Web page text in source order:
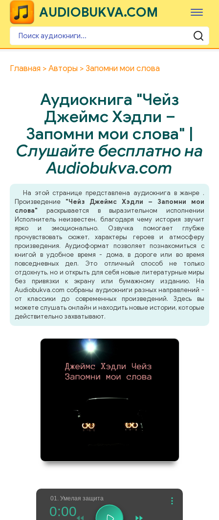
AUDIOBUKVA.COM
Главная Авторы Запомни мои слова
Аудиокнига "Чейз
Джеймс Хэдли –
Запомни мои слова" |
Слушайте бесплатно на
Audiobukva.com
На этой странице представлена аудиокнига в жанре .
Произведение "Чейз Джеймс Хэдли – Запомни мои
слова" раскрывается в выразительном исполнении
Исполнитель неизвестен, благодаря чему история звучит
ярко и эмоционально. Озвучка помогает глубже
прочувствовать сюжет, характеры героев и атмосферу
произведения. Аудиоформат позволяет познакомиться с
книгой в удобное время - дома, в дороге или во время
повседневных дел. Это отличный способ не только
отдохнуть, но и открыть для себя новые литературные миры
без привязки к экрану или бумажному изданию. На
Audiobukva.com собраны аудиокниги разных направлений -
от классики до современных произведений. Здесь вы
можете слушать онлайн и находить новые истории, которые
действительно захватывают.
01. Умелая защита
0:00